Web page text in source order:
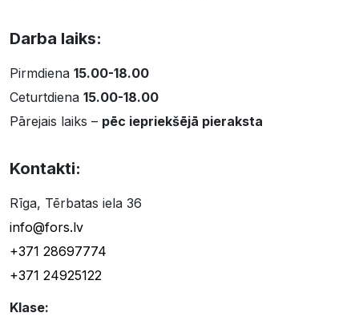
Darba laiks:
Pirmdiena 15.00-18.00
Ceturtdiena 15.00-18.00
Pārejais laiks – pēc iepriekšējā pieraksta
Kontakti:
Rīga, Tērbatas iela 36
info@fors.lv
+371 28697774
+371 24925122
Klase: